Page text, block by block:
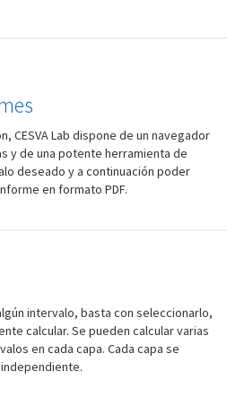
CESVA Lab dispone de un navegador
y de una potente herramienta de
deseado y a continuación poder
en formato PDF.
intervalo, basta con seleccionarlo,
calcular. Se pueden calcular varias
en cada capa. Cada capa se